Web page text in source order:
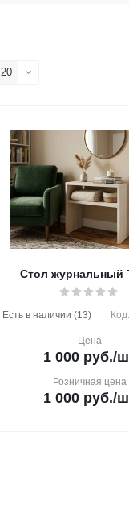
20
Стол журнальный
Есть в наличии (13)
Цена
1 000руб./
Розничная цена
1 000руб./